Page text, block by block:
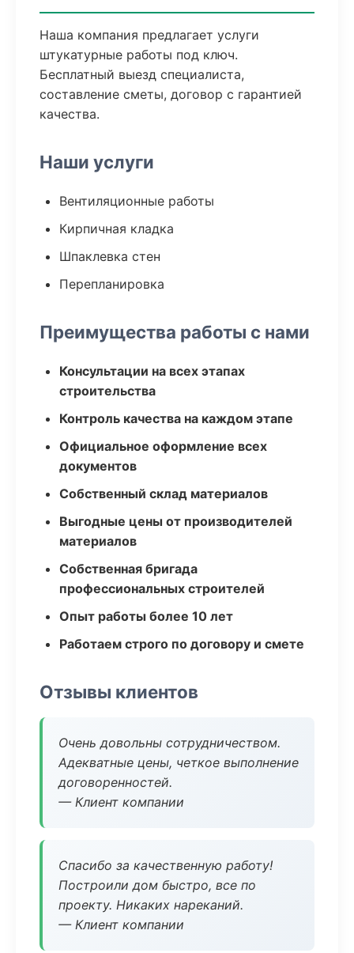
Наша компания предлагает услуги
штукатурные работы под ключ.
Бесплатный выезд специалиста,
составление сметы, договор с гарантией
качества.
Наши услуги
Вентиляционные работы
Кирпичная кладка
Шпаклевка стен
Перепланировка
Преимущества работы с нами
Консультации на всех этапах
строительства
Контроль качества на каждом этапе
Официальное оформление всех
документов
Собственный склад материалов
Выгодные цены от производителей
материалов
Собственная бригада
профессиональных строителей
Опыт работы более 10 лет
Работаем строго по договору и смете
Отзывы клиентов
Очень довольны сотрудничеством.
Адекватные цены, четкое выполнение
договоренностей.
— Клиент компании
Спасибо за качественную работу!
Построили дом быстро, все по
проекту. Никаких нареканий.
— Клиент компании